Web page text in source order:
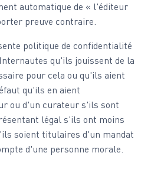
automatique de « l'éditeur
preuve contraire.
politique de confidentialité
qu'ils jouissent de la
pour cela ou qu'ils aient
qu'ils en aient
ou d'un curateur s'ils sont
légal s'ils ont moins
soient titulaires d'un mandat
d'une personne morale.